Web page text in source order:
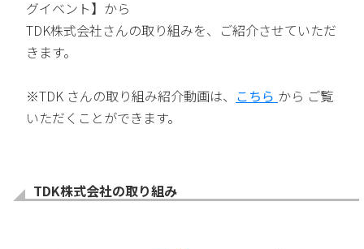
グイベント】から
TDK株式会社さんの取り組みを、ご紹介させていただ
きます。
※TDK さんの取り組み紹介動画は、 こちら から ご覧
いただくことができます。
TDK株式会社の取り組み